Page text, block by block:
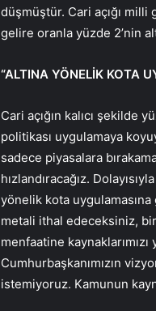
düşmüştür. Cari açığı
gelire oranla yüzde 2’nin
“ALTINA YÖNELİK KOTA
Cari açığın kalıcı şekilde
politikası uygulamaya
sadece piyasalara
hızlandıracağız.
yönelik kota
metali ithal edeceksiniz, bir
menfaatine
Cumhurbaşkanımızın
istemiyoruz. Kamunun